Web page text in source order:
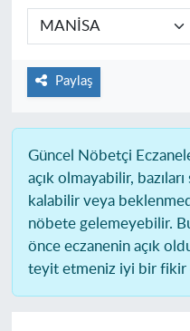
Paylaş
Güncel Nöbetçi
açık olmayabilir,
kalabilir veya
nöbete gelemeyebilir.
önce eczanenin açık
teyit etmeniz iyi bir fikir